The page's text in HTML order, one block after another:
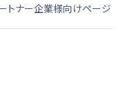
トナー企業様向けページ